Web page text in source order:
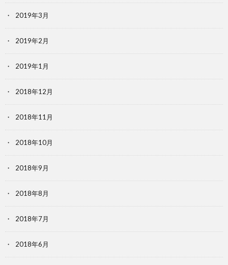
2019年3月
2019年2月
2019年1月
2018年12月
2018年11月
2018年10月
2018年9月
2018年8月
2018年7月
2018年6月